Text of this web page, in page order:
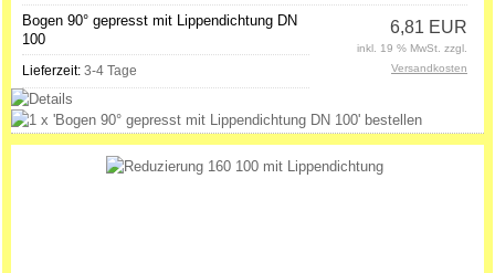
Bogen 90° gepresst mit Lippendichtung DN
100
Lieferzeit: 3-4 Tage
6,81 EUR
inkl. 19 % MwSt. zzgl.
Versandkosten